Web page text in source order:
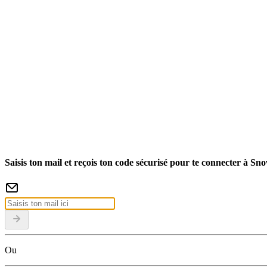
Saisis ton mail et reçois ton code sécurisé pour te connecter à
Ou